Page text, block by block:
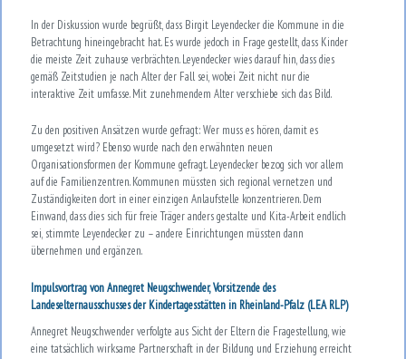
In der Diskussion wurde begrüßt, dass Birgit Leyendecker die Kommune in die
Betrachtung hineingebracht hat. Es wurde jedoch in Frage gestellt, dass Kinder
die meiste Zeit zuhause verbrächten. Leyendecker wies darauf hin, dass dies
gemäß Zeitstudien je nach Alter der Fall sei, wobei Zeit nicht nur die
interaktive Zeit umfasse. Mit zunehmendem Alter verschiebe sich das Bild.
Zu den positiven Ansätzen wurde gefragt: Wer muss es hören, damit es
umgesetzt wird? Ebenso wurde nach den erwähnten neuen
Organisationsformen der Kommune gefragt. Leyendecker bezog sich vor allem
auf die Familienzentren. Kommunen müssten sich regional vernetzen und
Zuständigkeiten dort in einer einzigen Anlaufstelle konzentrieren. Dem
Einwand, dass dies sich für freie Träger anders gestalte und Kita-Arbeit endlich
sei, stimmte Leyendecker zu – andere Einrichtungen müssten dann
übernehmen und ergänzen.
Impulsvortrag von Annegret Neugschwender, Vorsitzende des
Landeselternausschusses der Kindertagesstätten in Rheinland-Pfalz (LEA RLP)
Annegret Neugschwender verfolgte aus Sicht der Eltern die Fragestellung, wie
eine tatsächlich wirksame Partnerschaft in der Bildung und Erziehung erreicht